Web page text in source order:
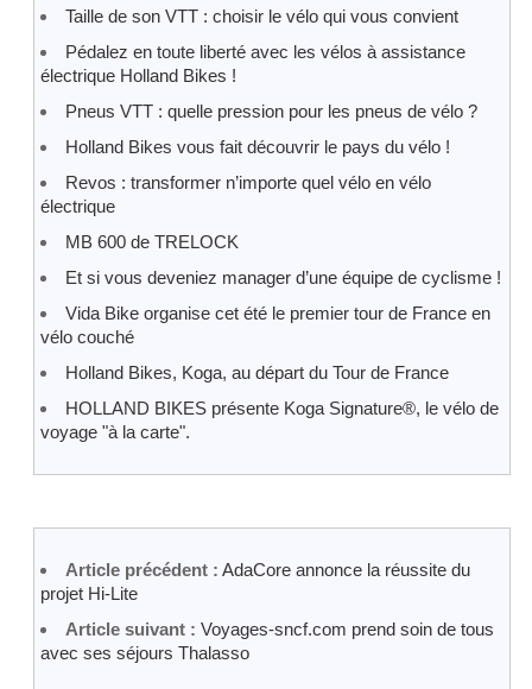
Taille de son VTT : choisir le vélo qui vous convient
Pédalez en toute liberté avec les vélos à assistance
électrique Holland Bikes !
Pneus VTT : quelle pression pour les pneus de vélo ?
Holland Bikes vous fait découvrir le pays du vélo !
Revos : transformer n’importe quel vélo en vélo
électrique
MB 600 de TRELOCK
Et si vous deveniez manager d’une équipe de cyclisme !
Vida Bike organise cet été le premier tour de France en
vélo couché
Holland Bikes, Koga, au départ du Tour de France
HOLLAND BIKES présente Koga Signature®, le vélo de
voyage "à la carte".
Article précédent : AdaCore annonce la réussite du
projet Hi-Lite
Article suivant : Voyages-sncf.com prend soin de tous
avec ses séjours Thalasso